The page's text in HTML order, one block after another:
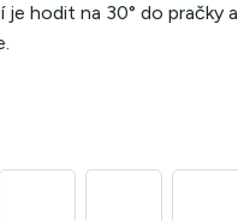
je hodit na 30° do pračky a